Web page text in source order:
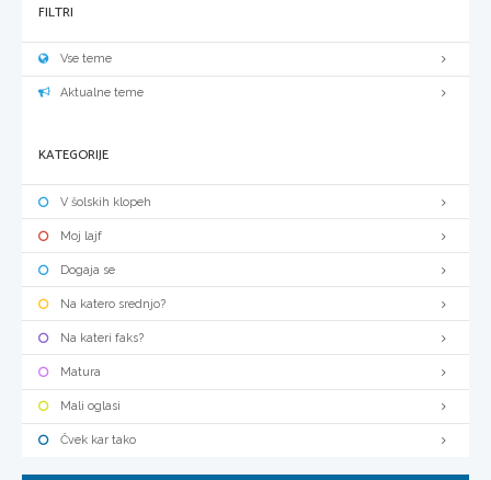
FILTRI
Vse teme
Aktualne teme
KATEGORIJE
V šolskih klopeh
Moj lajf
Dogaja se
Na katero srednjo?
Na kateri faks?
Matura
Mali oglasi
Čvek kar tako